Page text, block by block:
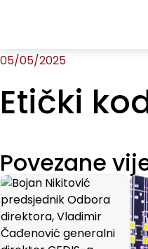
05/05/2025
Etički
Povezane